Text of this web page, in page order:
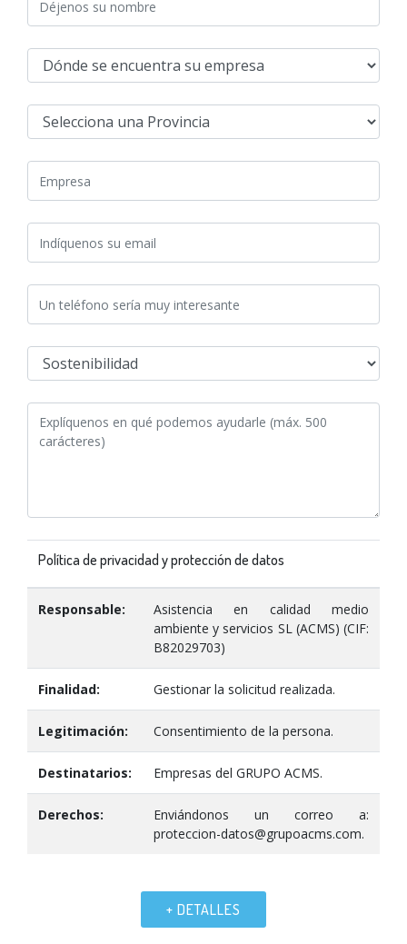
Política de privacidad y protección de datos
Responsable:
Asistencia en calidad medio
ambiente y servicios SL (ACMS) (CIF:
B82029703)
Finalidad: Gestionar la solicitud realizada.
Legitimación: Consentimiento de la persona.
Destinatarios: Empresas del GRUPO ACMS.
Derechos:
Enviándonos un correo a:
proteccion-datos@grupoacms.com.
+ DETALLES